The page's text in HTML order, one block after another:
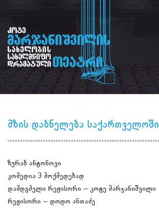
მზის დაბნელება საქართველოში
ზურაბ ანტონოვი
კომედია 3 მოქმედებად
დამდგმელი რეჟისორი – კოტე მარჯანიშვილი
რეჟისორი – დოდო ანთაძე